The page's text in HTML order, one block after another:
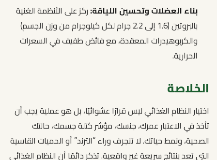
بناء العضلات وتحسين اللياقة:ركز على الأنظمة الغنية
بالبروتين (1.6 إلى 2.2 جرام لكل كيلوجرام من وزن الجسم)
والكربوهيدرات المعقدة، مع فائض طفيف في السعرات
الحرارية.
الخلاصة
اختيار النظام الغذائي ليس قرارًا عشوائيًا، بل هو عملية يجب أن
تأخذ في الاعتبار عمرك، جنسك، مؤشر كتلة جسمك، حالتك
الصحية، ونمط حياتك. لا تنجرف وراء “الترند” أو الحميات القاسية
التي تعد بنتائج سريعة غير واقعية. تذكر دائمًا أن النظام الغذائي